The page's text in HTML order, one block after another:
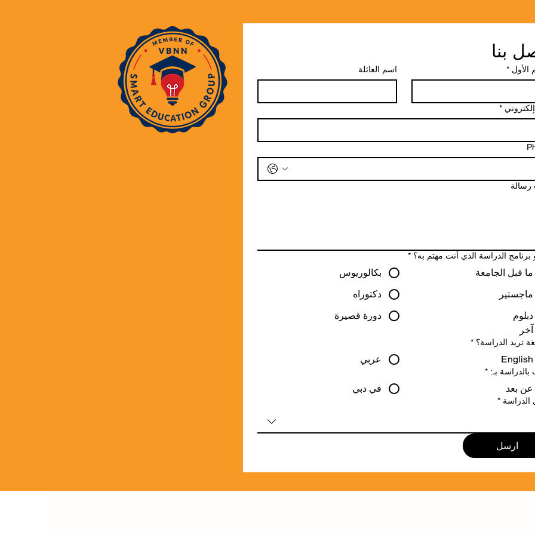
بنا
الأول * اسم العائلة
*
رسالة
برنامج الدراسة الذي أنت مهتم به؟ *
ما قبل الجامعة
بكالوريوس
ماجستير
دكتوراه
دبلوم
دورة قصيرة
آخر
تريد الدراسة؟ *
English عربي
بالدراسة بـ: *
عن بعد في دبي
الدراسة *
ارسل